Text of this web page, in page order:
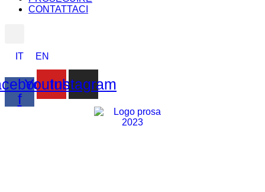
CONTATTACI
IT EN
f
YoutubeInstagram